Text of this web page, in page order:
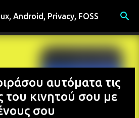
κύριο περιεχόμενο
Android, Privacy, FOSS
αυτόματα τις
κινητού σου με
σου